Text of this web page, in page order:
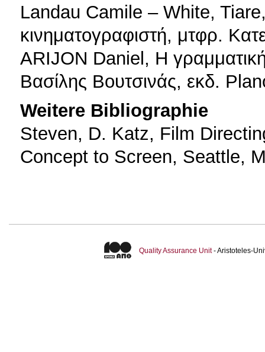
Landau Camile – White,
κινηματογραφιστή, μτφρ.
ARIJON Daniel, Η
Βασίλης Βουτσινάς, εκδ.
Weitere Bibliographie
Steven, D. Katz, Film
Concept to Screen, Seattle,
Quality Assurance Unit- Aristoteles-